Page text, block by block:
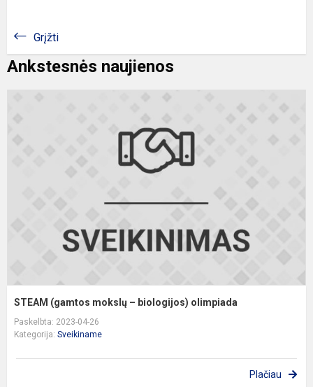
Grįžti
Ankstesnės naujienos
STEAM (gamtos mokslų – biologijos) olimpiada
Paskelbta: 2023-04-26
Kategorija: Sveikiname
Plačiau